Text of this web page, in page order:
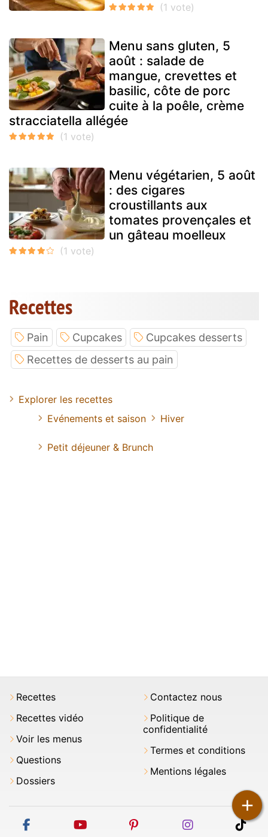
+
Menu sans gluten, 5
août : salade de
mangue, crevettes et
basilic, côte de porc
cuite à la poêle, crème
stracciatella allégée
Menu végétarien, 5 août
: des cigares
croustillants aux
tomates provençales et
un gâteau moelleux
Recettes
Pain Cupcakes
Cupcakes desserts
Recettes de desserts au pain
Explorer les recettes
Evénements et saison
Hiver
Petit déjeuner & Brunch
Recettes
Recettes vidéo
Voir les menus
Questions
Dossiers
Contactez nous
Politique de
confidentialité
Termes et conditions
Mentions légales
facebook youtube pinterest instagram